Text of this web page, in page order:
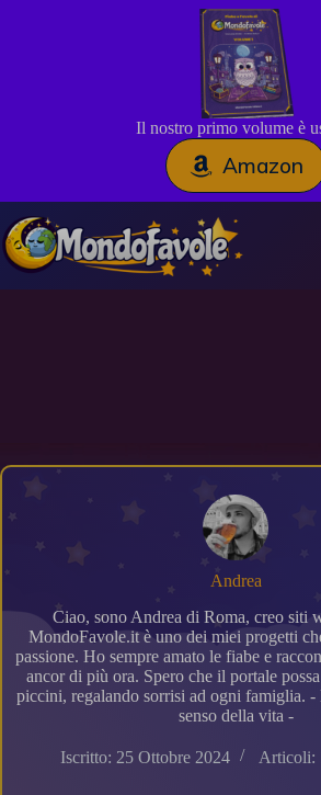
Il nostro primo volume è
Amazon
al
contenuto
Andrea
Ciao, sono Andrea di Roma, creo siti
MondoFavole.it è uno dei miei progetti
passione. Ho sempre amato le fiabe e
ancor di più ora. Spero che il portale
piccini, regalando sorrisi ad ogni famiglia.
senso della vita -
Iscritto: 25 Ottobre 2024 Articoli: